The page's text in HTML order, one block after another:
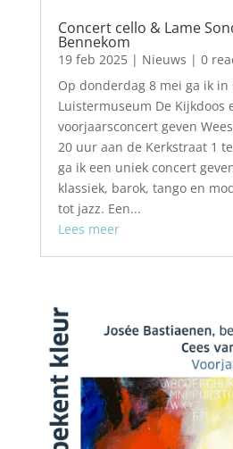
Concert cello & Lame
Bennekom
19 feb 2025| Nieuws | 0
Op donderdag 8 mei ga ik in
Luistermuseum De Kijkdoos
voorjaarsconcert geven
20 uur aan de Kerkstraat 1
ga ik een uniek concert
klassiek, barok, tango en
tot jazz. Een...
Lees meer